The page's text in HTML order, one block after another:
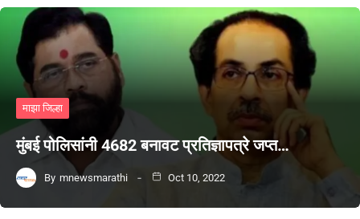
माझा जिल्हा
मुंबई पोलिसांनी 4682 बनावट प्रतिज्ञापत्रे जप्त…
By mnewsmarathi Oct 10, 2022